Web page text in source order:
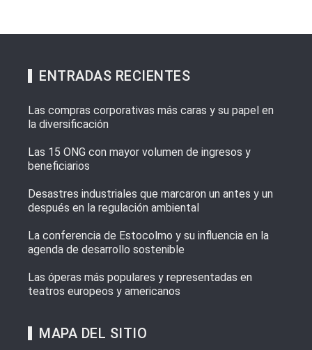
ENTRADAS RECIENTES
Las compras corporativas más caras y su papel en
la diversificación
Las 15 ONG con mayor volumen de ingresos y
beneficiarios
Desastres industriales que marcaron un antes y un
después en la regulación ambiental
La conferencia de Estocolmo y su influencia en la
agenda de desarrollo sostenible
Las óperas más populares y representadas en
teatros europeos y americanos
MAPA DEL SITIO